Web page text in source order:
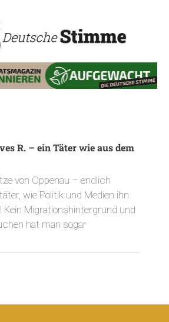
R. – ein Täter wie aus dem
von Oppenau – endlich
wie Politik und Medien ihn
Migrationshintergrund und
hat man sogar